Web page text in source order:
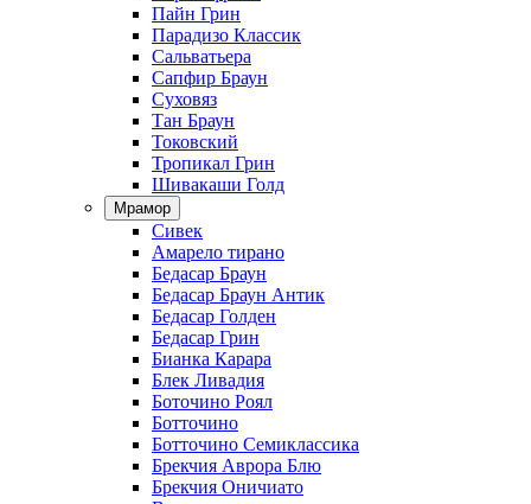
Пайн Грин
Парадизо Классик
Сальватьера
Сапфир Браун
Суховяз
Тан Браун
Токовский
Тропикал Грин
Шивакаши Голд
Мрамор
Сивек
Амарело тирано
Бедасар Браун
Бедасар Браун Антик
Бедасар Голден
Бедасар Грин
Бианка Карара
Блек Ливадия
Боточино Роял
Ботточино
Ботточино Семиклассика
Брекчия Аврора Блю
Брекчия Оничиато